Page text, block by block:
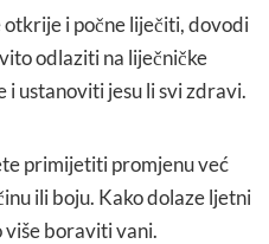
otkrije i počne liječiti, dovodi
odlaziti na liječničke
i ustanoviti jesu li svi zdravi.
primijetiti promjenu već
ili boju. Kako dolaze ljetni
više boraviti vani.